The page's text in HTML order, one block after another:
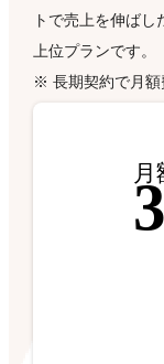
トで売上を伸ば
上位プランです。
※ 長期契約で月額
月